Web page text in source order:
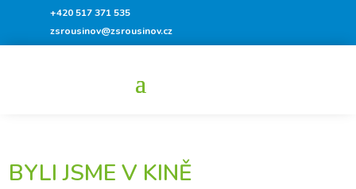
+420 517 371 535
zsrousinov@zsrousinov.cz
BYLI JSME V KINĚ